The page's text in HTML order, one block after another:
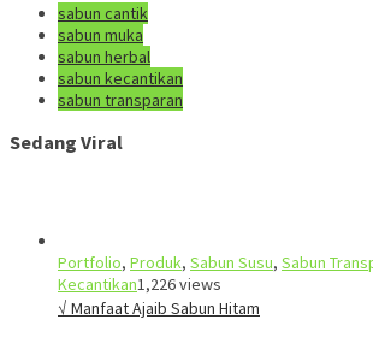
sabun cantik
sabun muka
sabun herbal
sabun kecantikan
sabun transparan
Sedang Viral
Portfolio, Produk, Sabun Susu, Sabun
Kecantikan1,226 views
√ Manfaat Ajaib Sabun Hitam